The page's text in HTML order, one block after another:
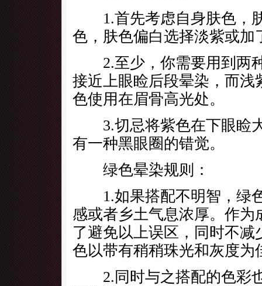
1.首先考虑自身肤色，
色，肤色偏白选择淡紫或加
2.至少，你需要用到两
接近上眼睑后段晕染，而浅
色使用在眉骨高光处。
3.切忌将紫色在下眼睑
有一种黑眼圈的错觉。
绿色晕染规则：
1.如果搭配不明智，绿
感或者乡土气息浓厚。作为
了避免以上误区，同时不减
色以带有稍稍珠光和灰度为
2.同时与之搭配的色彩